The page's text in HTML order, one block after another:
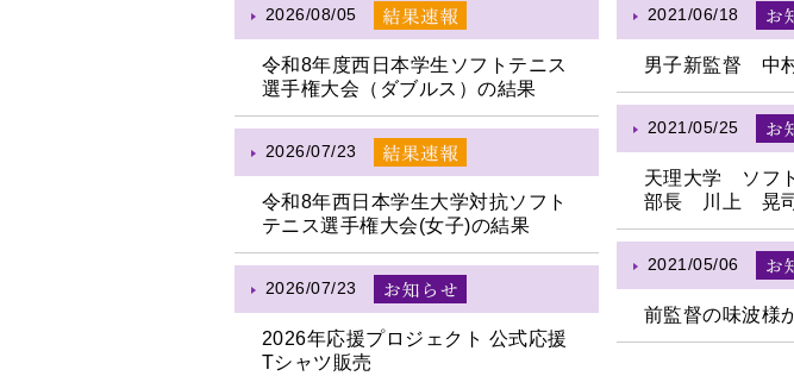
2026/08/05
令和8年度西日本学生ソフトテニス
選手権大会（ダブルス）の結果
2026/07/23
令和8年西日本学生大学対抗ソフト
テニス選手権大会(女子)の結果
2026/07/23
2026年応援プロジェクト 公式応援
Tシャツ販売
2021/06/18
男子新監督 中
2021/05/25
天理大学 ソフ
部長 川上 晃
2021/05/06
前監督の味波様